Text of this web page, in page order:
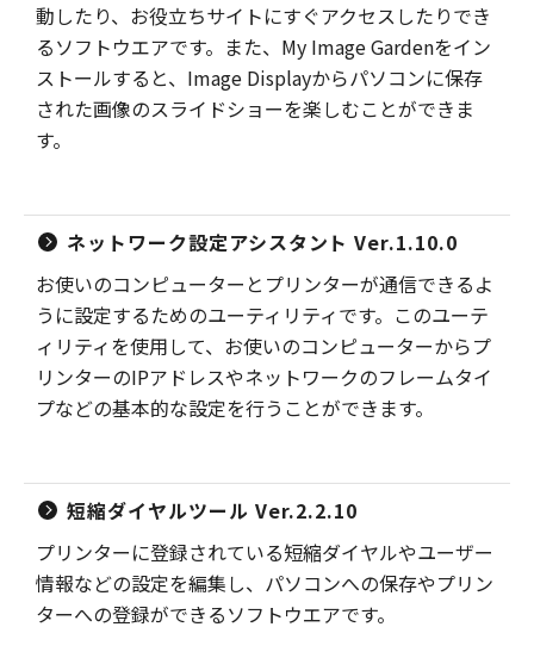
動したり、お役立ちサイトにすぐアクセスしたりでき
るソフトウエアです。また、My Image Gardenをイン
ストールすると、Image Displayからパソコンに保存
された画像のスライドショーを楽しむことができま
す。
ネットワーク設定アシスタント Ver.1.10.0
お使いのコンピューターとプリンターが通信できるよ
うに設定するためのユーティリティです。このユーテ
ィリティを使用して、お使いのコンピューターからプ
リンターのIPアドレスやネットワークのフレームタイ
プなどの基本的な設定を行うことができます。
短縮ダイヤルツール Ver.2.2.10
プリンターに登録されている短縮ダイヤルやユーザー
情報などの設定を編集し、パソコンへの保存やプリン
ターへの登録ができるソフトウエアです。